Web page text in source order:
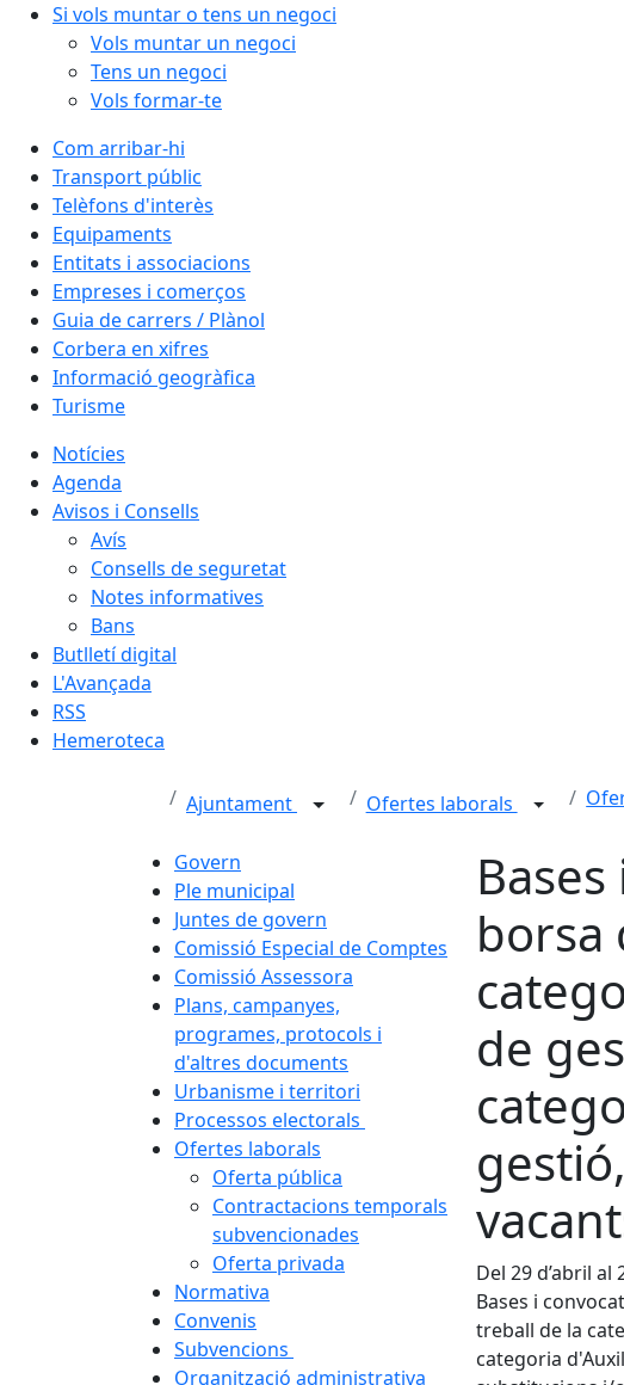
Si vols muntar o tens un negoci
Vols muntar un negoci
Tens un negoci
Vols formar-te
Com arribar-hi
Transport públic
Telèfons d'interès
Equipaments
Entitats i associacions
Empreses i comerços
Guia de carrers / Plànol
Corbera en xifres
Informació geogràfica
Turisme
Notícies
Agenda
Avisos i Consells
Avís
Consells de seguretat
Notes informatives
Bans
Butlletí digital
L'Avançada
RSS
Hemeroteca
Ajuntament Ofertes laborals
Govern
Ple municipal
Juntes de govern
Comissió Especial de Comptes
Comissió Assessora
Plans, campanyes,
programes, protocols i
d'altres documents
Urbanisme i territori
Processos electorals
Ofertes laborals
Oferta pública
Contractacions temporals
subvencionades
Oferta privada
Normativa
Convenis
Subvencions
Organització administrativa
borsa
de
Del 29 d’abril al
Bases i
treball de la
categoria